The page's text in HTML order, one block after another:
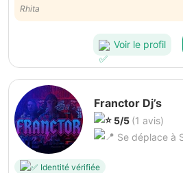
had a great afternoon thanks to him!!
Rhita
Voir le profil
Franctor Dj’s
5/5 (1 avis)
Se déplace à
Identité vérifiée